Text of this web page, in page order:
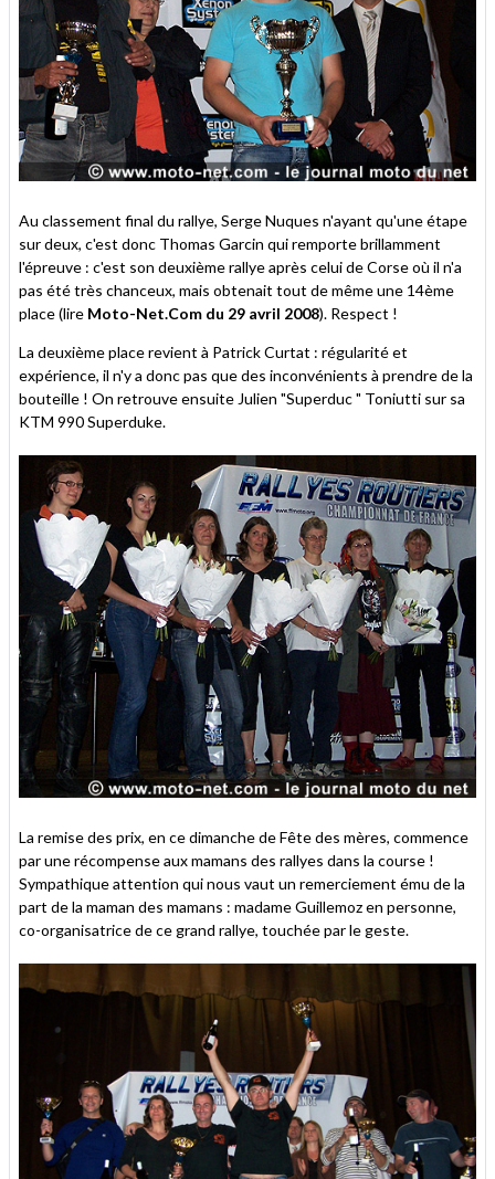
Au classement final du rallye, Serge Nuques n'ayant qu'une étape
sur deux, c'est donc Thomas Garcin qui remporte brillamment
l'épreuve : c'est son deuxième rallye après celui de Corse où il n'a
pas été très chanceux, mais obtenait tout de même une 14ème
place (lire Moto-Net.Com du 29 avril 2008). Respect !
La deuxième place revient à Patrick Curtat : régularité et
expérience, il n'y a donc pas que des inconvénients à prendre de la
bouteille ! On retrouve ensuite Julien "Superduc " Toniutti sur sa
KTM 990 Superduke.
La remise des prix, en ce dimanche de Fête des mères, commence
par une récompense aux mamans des rallyes dans la course !
Sympathique attention qui nous vaut un remerciement ému de la
part de la maman des mamans : madame Guillemoz en personne,
co-organisatrice de ce grand rallye, touchée par le geste.